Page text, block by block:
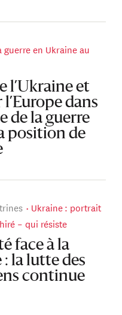
guerre en Ukraine au
l’Ukraine et
dans
de la guerre
position de
Ukraine : portrait
– qui résiste
face à la
la lutte des
continue